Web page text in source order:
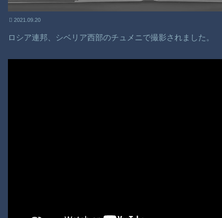
2021.09.20
ロシア連邦、シベリア西部のチュメニで撮影されました。